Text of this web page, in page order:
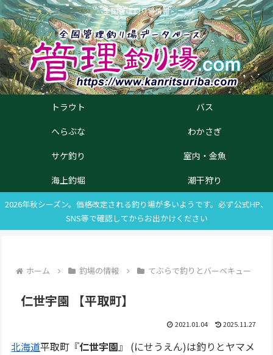
全国管理釣り場情報
トラウト
バス
へらぶな
わかさぎ
サケ釣り
室内・金魚
海上釣堀
潮干狩り
2026年秋シーズン。価格改定される釣り場が多いようです。必ず公式HP、
SNS等で確認してからお出かけください
ホーム 釣場の情報 てぶらで釣りとバーベキュー
仁世宇園 【平取町】
2021.01.04 2025.11.27
北海道平取町『仁世宇園』 (にせうえん)は釣りとヤマメ